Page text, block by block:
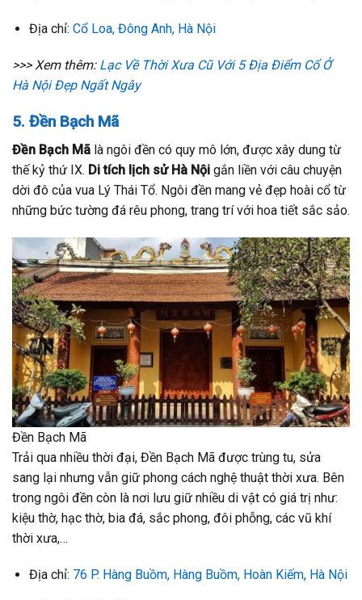
Địa chỉ: Cổ Loa, Đông Anh, Hà Nội
>>> Xem thêm: Lạc Về Thời Xưa Cũ Với 5 Địa Điểm Cổ Ở
Hà Nội Đẹp Ngất Ngây
5. Đền Bạch Mã
Đền Bạch Mã là ngôi đền có quy mô lớn, được xây dung từ
thế kỷ thứ IX. Di tích lịch sử Hà Nội gắn liền với câu chuyện
dời đô của vua Lý Thái Tổ. Ngôi đền mang vẻ đẹp hoài cổ từ
những bức tường đá rêu phong, trang trí với hoa tiết sắc sảo.
Đền Bạch Mã
Trải qua nhiều thời đại, Đền Bạch Mã được trùng tu, sửa
sang lại nhưng vẫn giữ phong cách nghệ thuật thời xưa. Bên
trong ngôi đền còn là nơi lưu giữ nhiều di vật có giá trị như:
kiệu thờ, hạc thờ, bia đá, sắc phong, đôi phỗng, các vũ khí
thời xưa,…
Địa chỉ: 76 P. Hàng Buồm, Hàng Buồm, Hoàn Kiếm, Hà Nội